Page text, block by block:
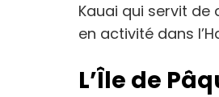
Kauai qui servit
en activité dans
L’Île de